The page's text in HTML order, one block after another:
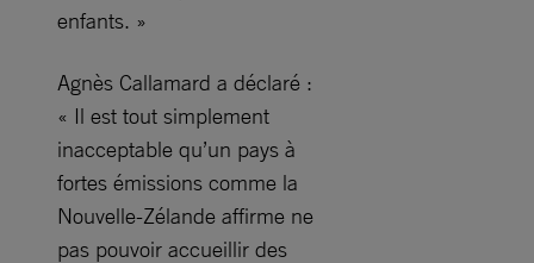
enfants. »
Agnès Callamard a déclaré :
« Il est tout simplement
inacceptable qu’un pays à
fortes émissions comme la
Nouvelle-Zélande affirme ne
pas pouvoir accueillir des